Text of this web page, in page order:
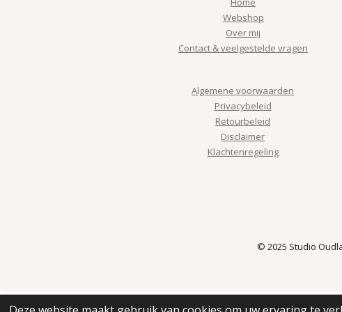
Webshop
Over mij
Contact & veelgestelde vragen
Algemene voorwaarden
Privacybeleid
Retourbeleid
Disclaimer
Klachtenregeling
© 2025 Studio